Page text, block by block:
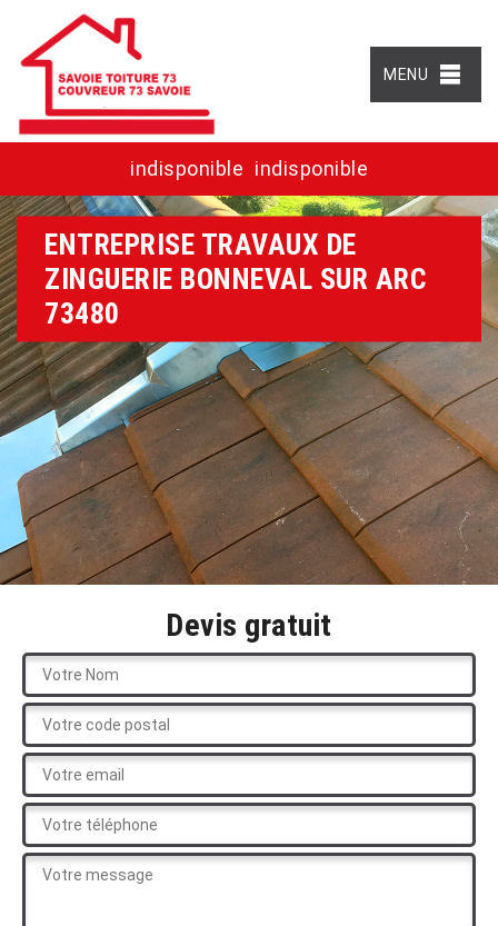
MENU
indisponible indisponible
ENTREPRISE TRAVAUX DE
ZINGUERIE BONNEVAL SUR ARC
73480
Devis gratuit